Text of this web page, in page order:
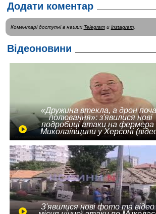
Додати коментар
Коментарі доступні в наших Telegramи instagram.
Відеоновини
«Дружина втекла, а дрон
полювання»: з'явилися нові
подробиці атаки на фермера
Миколаївщини у Херсоні
З'явилися нові фото та відео